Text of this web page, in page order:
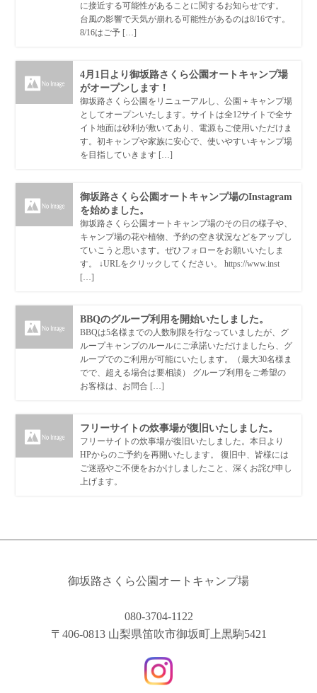
に接近する可能性があることに関するお知らせです。
台風の影響で天気が崩れる可能性があるのは8/16です。
8/16はご予 […]
4月1日より御坂路さくら公園オートキャンプ場
がオープンします！
御坂路さくら公園をリニューアルし、公園＋キャンプ場
としてオープンいたします。サイトは全12サイトで全サ
イト地面は砂利が敷いてあり、電源もご使用いただけま
す。初キャンプや家族に安心で、使いやすいキャンプ場
を目指していきます […]
御坂路さくら公園オートキャンプ場のInstagram
を始めました。
御坂路さくら公園オートキャンプ場のその日の様子や、
キャンプ場の花や植物、予約の空き状況などをアップし
ていこうと思います。ぜひフォローをお願いいたしま
す。 ↓URLをクリックしてください。 https://www.inst
[…]
BBQのグループ利用を開始いたしました。
BBQは5名様までの人数制限を行なっていましたが、グ
ループキャンプのルールにご承諾いただけましたら、グ
ループでのご利用が可能にいたします。（最大30名様ま
でで、超える場合は要相談） グループ利用をご希望の
お客様は、お問合 […]
フリーサイトの炊事場が復旧いたしました。
フリーサイトの炊事場が復旧いたしました。本日より
HPからのご予約を再開いたします。 復旧中、皆様には
ご迷惑やご不便をおかけしましたこと、深くお詫び申し
上げます。
御坂路さくら公園オートキャンプ場
080-3704-1122
〒406-0813 山梨県笛吹市御坂町上黒駒5421